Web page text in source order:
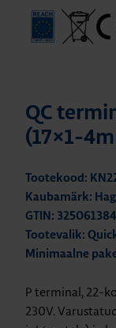
QC
(17×1-
Tootekood:
Kaubamärk:
GTIN:
Tootevalik:
Minimaalne
P terminal, 22-
230V.